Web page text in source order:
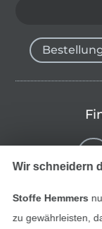
Wir schneidern
Stoffe Hemmers
zu gewährleisten,